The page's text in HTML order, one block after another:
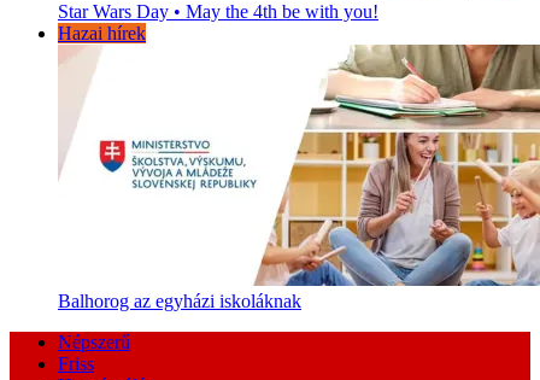
Star Wars Day • May the 4th be with you!
Hazai hírek
Balhorog az egyházi iskoláknak
Népszerű
Friss